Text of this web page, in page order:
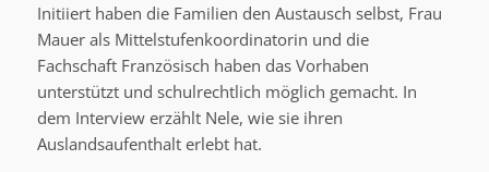
Initiiert haben die Familien den Austausch selbst, Frau
Mauer als Mittelstufenkoordinatorin und die
Fachschaft Französisch haben das Vorhaben
unterstützt und schulrechtlich möglich gemacht. In
dem Interview erzählt Nele, wie sie ihren
Auslandsaufenthalt erlebt hat.